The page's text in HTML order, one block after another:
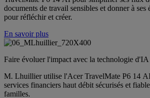
documents de travail sensibles et donner à ses
pour réfléchir et créer.
En savoir plus
Faire évoluer l'impact avec la technologie d'IA
M. Lhuillier utilise l'Acer TravelMate P6 14
services financiers haut débit sécurisés et
familles.